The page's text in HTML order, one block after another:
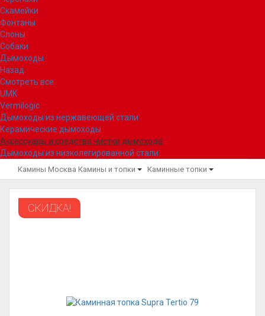
Скамейки
Фонтаны
Слоны
Собаки
Дымоходы
Назад
Смотреть все
UMK
Vermilogic
Дымоходы из нержавеющей стали
Керамические дымоходы
Аксессуары и средства чистки дымохода
Дымоходы из низколегированной стали
Камины Москва Камины и топки Каминные топки
СКИДКА!